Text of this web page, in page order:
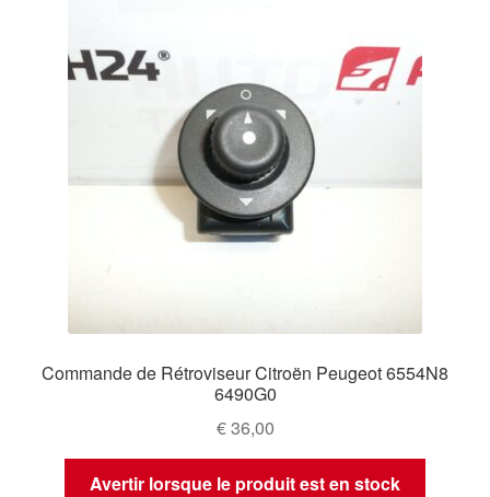
Commande de Rétroviseur Citroën Peugeot 6554N8
6490G0
€36,00
Avertir lorsque le produit est en stock